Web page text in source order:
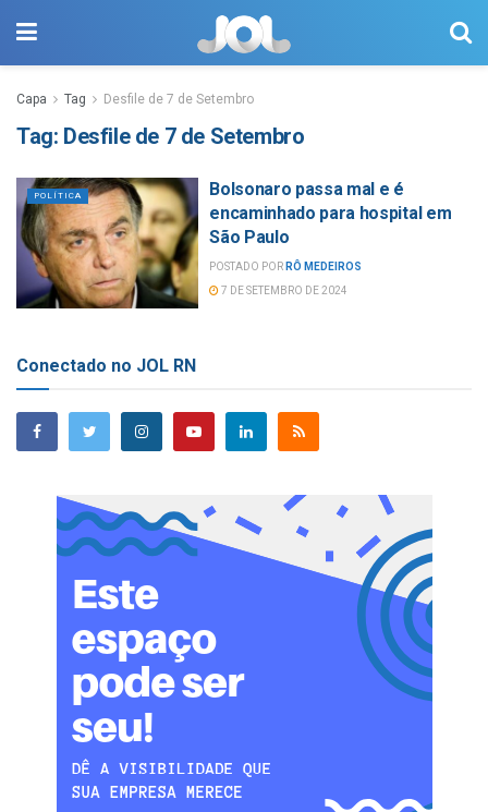
Capa Tag Desfile de 7 de Setembro
Tag: Desfile de 7 de Setembro
POLÍTICA
Bolsonaro passa mal e é
encaminhado para hospital em
São Paulo
POSTADO POR RÔ MEDEIROS
7 DE SETEMBRO DE 2024
Conectado no JOL RN